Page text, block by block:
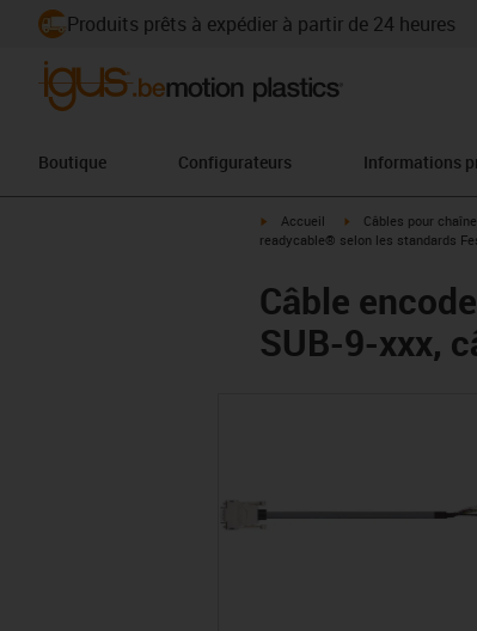
Produits prêts à expédier à partir de 24 heures
Boutique Configurateurs Informations
igus-icon-arrow-right
Accueil igus-icon-arrow-right
Câbles pour
readycable® selon les standards
Câble
SUB-9-xxx,